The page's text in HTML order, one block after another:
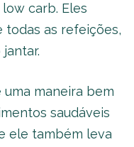
carb. Eles
as refeições,
uma maneira bem
saudáveis
ele também leva